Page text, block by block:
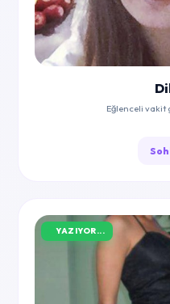
Eğlenceli vakit
YAZIYOR...